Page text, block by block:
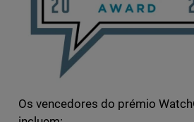
Os vencedores do prémio